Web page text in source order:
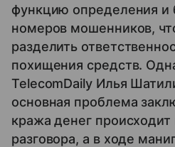
функцию определения и
номеров мошенников,
разделить
похищения средств.
TelecomDaily Илья
основная проблема
кража денег
разговора, а в ходе